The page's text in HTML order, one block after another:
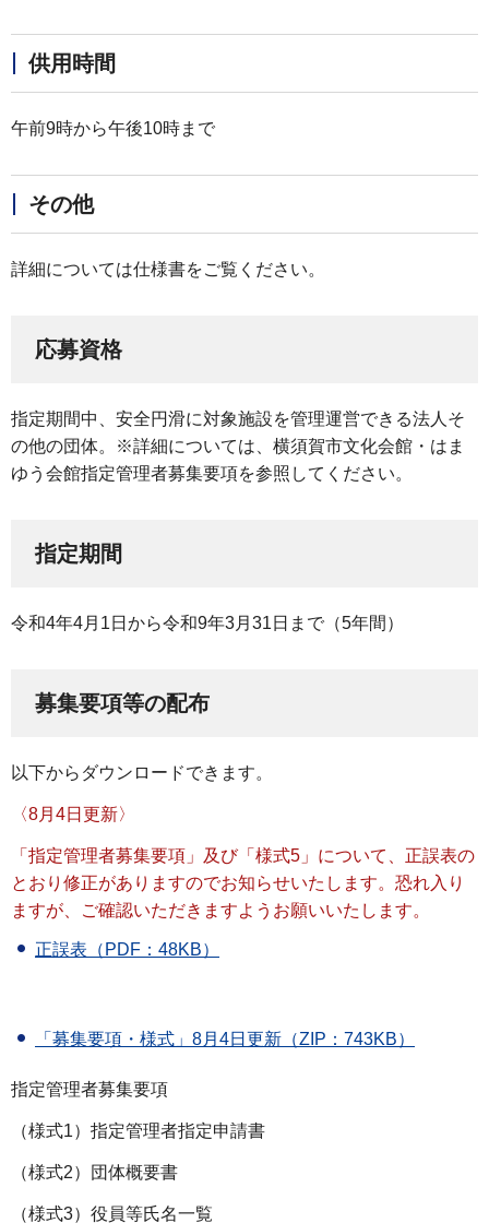
供用時間
午前9時から午後10時まで
その他
詳細については仕様書をご覧ください。
応募資格
指定期間中、安全円滑に対象施設を管理運営できる法人そ
の他の団体。※詳細については、横須賀市文化会館・はま
ゆう会館指定管理者募集要項を参照してください。
指定期間
令和4年4月1日から令和9年3月31日まで（5年間）
募集要項等の配布
以下からダウンロードできます。
〈8月4日更新〉
「指定管理者募集要項」及び「様式5」について、正誤表の
とおり修正がありますのでお知らせいたします。恐れ入り
ますが、ご確認いただきますようお願いいたします。
正誤表（PDF：48KB）
「募集要項・様式」8月4日更新（ZIP：743KB）
指定管理者募集要項
（様式1）指定管理者指定申請書
（様式2）団体概要書
（様式3）役員等氏名一覧